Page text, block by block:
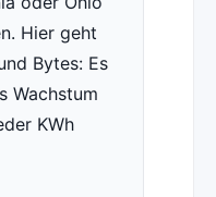
Hier geht
Bytes: Es
Wachstum
KWh